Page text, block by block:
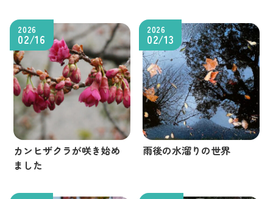
2026
02/16
カンヒザクラが咲き始め
ました
2026
02/13
雨後の水溜りの世界